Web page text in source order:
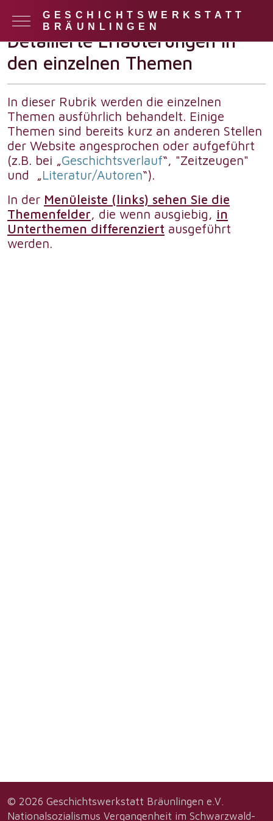
Mobile Menu Toggle
GESCHICHTSWERKSTATT
BRÄUNLINGEN
Detailierte Erläuterungen in
den einzelnen Themen
In dieser Rubrik werden die einzelnen
Themen ausführlich behandelt. Einige
Themen sind bereits kurz an anderen Stellen
der Website angesprochen oder aufgeführt
(z.B. bei „Geschichtsverlauf“, "Zeitzeugen"
und „Literatur/Autoren“).
In der Menüleiste (links) sehen Sie die
Themenfelder, die wenn ausgiebig, in
Unterthemen differenziert ausgeführt
werden.
© 2026 Geschichtswerkstatt Bräunlingen e.V.
Nationalsozialismus Vergangenheit im Schwarzwald-